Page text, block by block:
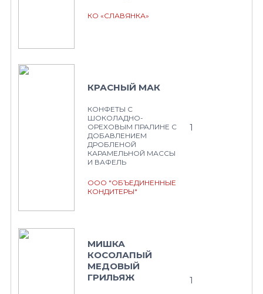
КО «СЛАВЯНКА»
КРАСНЫЙ МАК
КОНФЕТЫ С
ШОКОЛАДНО-
ОРЕХОВЫМ ПРАЛИНЕ С
ДОБАВЛЕНИЕМ
ДРОБЛЕНОЙ
КАРАМЕЛЬНОЙ МАССЫ
И ВАФЕЛЬ
ООО "ОБЪЕДИНЕННЫЕ
КОНДИТЕРЫ"
1
МИШКА
КОСОЛАПЫЙ
МЕДОВЫЙ
ГРИЛЬЯЖ
1